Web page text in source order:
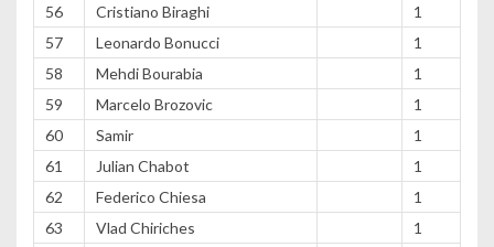
56
Cristiano Biraghi
1
57
Leonardo Bonucci
1
58
Mehdi Bourabia
1
59
Marcelo Brozovic
1
60
Samir
1
61
Julian Chabot
1
62
Federico Chiesa
1
63
Vlad Chiriches
1